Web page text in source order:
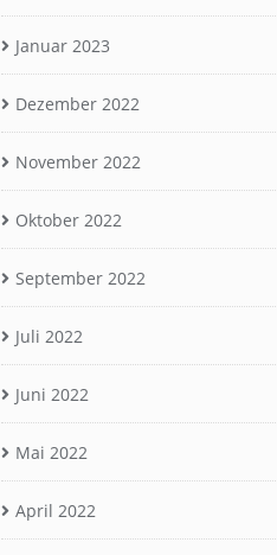
Januar 2023
Dezember 2022
November 2022
Oktober 2022
September 2022
Juli 2022
Juni 2022
Mai 2022
April 2022